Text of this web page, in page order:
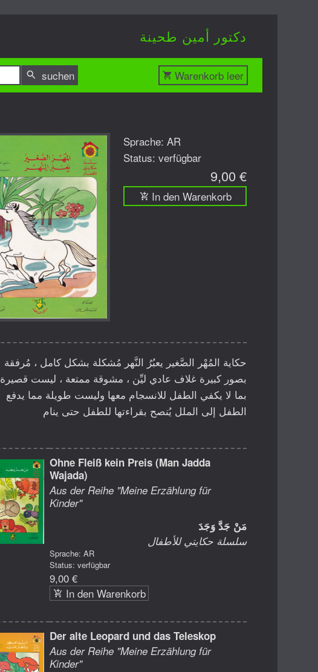
دكتور أمين طحينة
suchen Warenkorb leer
Sprache: AR
Status: verfügbar
9,00 €
In den Warenkorb
حكاية المُهْر الصَّغير يعبُرُ النَّهر مُشكلة بشكل كامل ، مُرفقة
بصور كبيرة غلاف عادي ليِّن ، مشوقة ممتعة ، ليست قصيرة
بما لا يكفي الطفل للانسجام معها وليست طويلة مما يدفع
الطفل إلى الملل يُنصح بقراءتها للطفل حتى ينام
Ohne Fleiß kein Preis (Man Jadda
Wajada)
Aus der Reihe "Meine Erzählung für
Kinder"
مَنْ جَدَّ وَجَدَ
سلسلة حكايتي للأطفال
Sprache: AR
Status: verfügbar
9,00 €
In den Warenkorb
Der alte Leopard und das Teleskop
Aus der Reihe "Meine Erzählung für
Kinder"